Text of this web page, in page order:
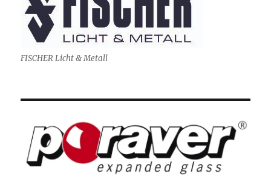
FISCHER Licht & Metall